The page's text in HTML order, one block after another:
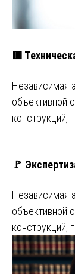
🟥
Независимая
объективной
конструкций,
🚩
Независимая
объективной
конструкций,